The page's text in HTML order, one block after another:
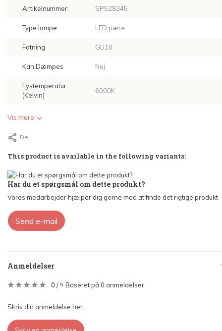
Artikelnummer: SP528345
Type lampe LED pære
Fatning GU10
Kan Dæmpes Nej
Lystemperatur
(Kelvin)
6000K
Vis mere
Del
This product is available in the following variants:
Har du et spørgsmål om dette produkt?
Vores medarbejder hjælper dig gerne med at finde det rigtige produkt
Send e-mail
Anmeldelser
0 / 5 Baseret på 0 anmeldelser
Skriv din anmeldelse her.